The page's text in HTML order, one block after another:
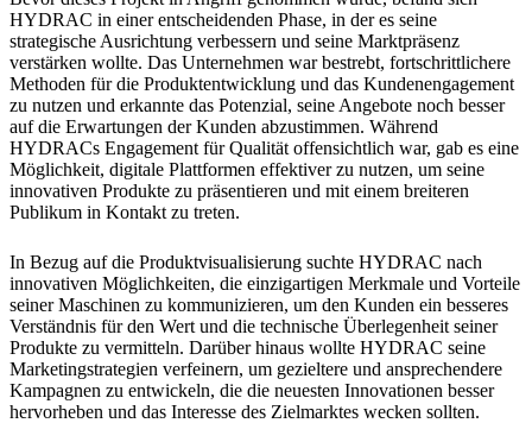
HYDRAC in einer entscheidenden Phase, in der es seine
strategische Ausrichtung verbessern und seine Marktpräsenz
verstärken wollte. Das Unternehmen war bestrebt, fortschrittlichere
Methoden für die Produktentwicklung und das Kundenengagement
zu nutzen und erkannte das Potenzial, seine Angebote noch besser
auf die Erwartungen der Kunden abzustimmen. Während
HYDRACs Engagement für Qualität offensichtlich war, gab es eine
Möglichkeit, digitale Plattformen effektiver zu nutzen, um seine
innovativen Produkte zu präsentieren und mit einem breiteren
Publikum in Kontakt zu treten.
In Bezug auf die Produktvisualisierung suchte HYDRAC nach
innovativen Möglichkeiten, die einzigartigen Merkmale und Vorteile
seiner Maschinen zu kommunizieren, um den Kunden ein besseres
Verständnis für den Wert und die technische Überlegenheit seiner
Produkte zu vermitteln. Darüber hinaus wollte HYDRAC seine
Marketingstrategien verfeinern, um gezieltere und ansprechendere
Kampagnen zu entwickeln, die die neuesten Innovationen besser
hervorheben und das Interesse des Zielmarktes wecken sollten.